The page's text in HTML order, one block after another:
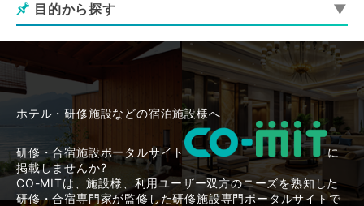
目的から探す
ホテル・研修施設などの宿泊施設様へ
研修・合宿施設ポータルサイト
に
掲載しませんか?
CO-MITは、施設様、利用ユーザー双方のニーズを熟知した
研修・合宿専門家が監修した研修施設専門ポータルサイトで